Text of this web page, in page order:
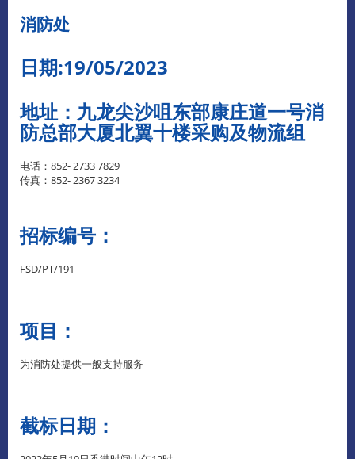
消防处
日期:19/05/2023
地址：九龙尖沙咀东部康庄道一号消
防总部大厦北翼十楼采购及物流组
电话：852- 2733 7829
传真：852- 2367 3234
招标编号：
FSD/PT/191
项目：
为消防处提供一般支持服务
截标日期：